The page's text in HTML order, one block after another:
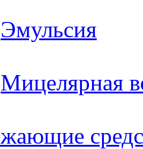
Эмульсия
Мицелярная